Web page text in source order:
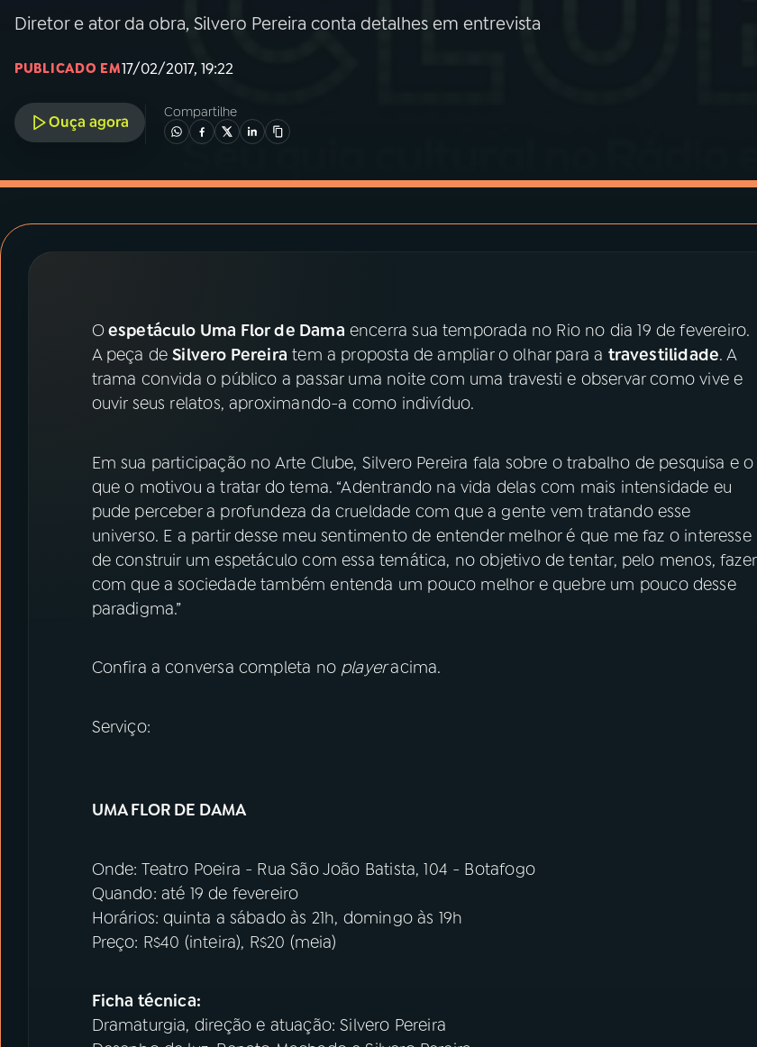
03PROGRAMAÇÃO
05PODCASTS
PRÊMIO RÁDIO MEC
ACOMPANHE A RÁDIO MEC
Instagram X
Diretor e ator da obra, Silvero Pereira conta detalhes em entrevista
PUBLICADO EM17/02/2017, 19:22
Ouça agora
Compartilhe
Oespetáculo Uma Flor de Dama encerra sua temporada no Rio no dia 19 de fevereiro.
A peça deSilvero Pereira tem a proposta de ampliar o olhar para a travestilidade. A
trama convida o público a passar uma noite com uma travesti e observar como vive e
ouvir seus relatos, aproximando-a como indivíduo.
Em sua participação no Arte Clube, Silvero Pereira fala sobre o trabalho de pesquisa e o
que o motivou a tratar do tema. “Adentrando na vida delas com mais intensidade eu
pude perceber a profundeza da crueldade com que a gente vem tratando esse
universo. E a partir desse meu sentimento de entender melhor é que me faz o interesse
de construir um espetáculo com essa temática, no objetivo de tentar, pelo menos, fazer
com que a sociedade também entenda um pouco melhor e quebre um pouco desse
paradigma.”
Confira a conversa completa noplayeracima.
Serviço:
UMA FLOR DE DAMA
Onde: Teatro Poeira - Rua São João Batista, 104 - Botafogo
Quando: até 19 de fevereiro
Horários: quinta a sábado às 21h, domingo às 19h
Preço: R$40 (inteira), R$20 (meia)
Ficha técnica:
Dramaturgia, direção e atuação: Silvero Pereira